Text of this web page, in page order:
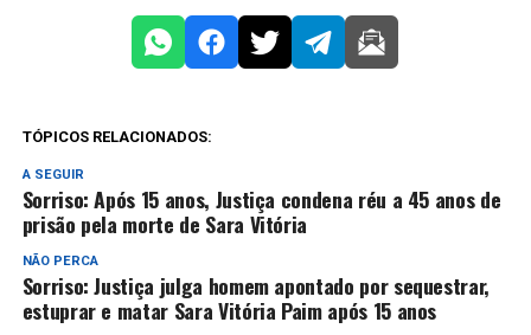
TÓPICOS RELACIONADOS:
A SEGUIR
Sorriso: Após 15 anos, Justiça condena réu a 45 anos de
prisão pela morte de Sara Vitória
NÃO PERCA
Sorriso: Justiça julga homem apontado por sequestrar,
estuprar e matar Sara Vitória Paim após 15 anos